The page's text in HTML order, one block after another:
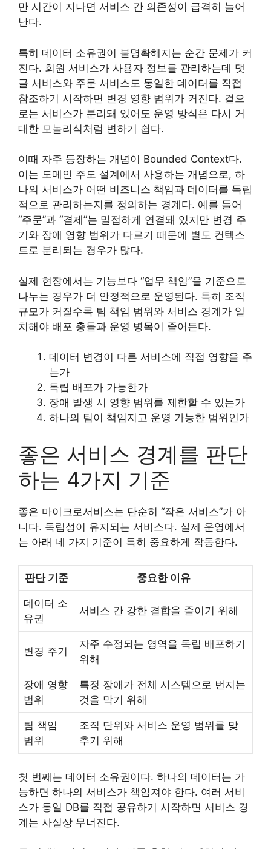
만 시간이 지나면 서비스 간 의존성이 급격히 늘어
난다.
특히 데이터 소유권이 불명확해지는 순간 문제가 커
진다. 회원 서비스가 사용자 정보를 관리하는데 댓
글 서비스와 주문 서비스도 동일한 데이터를 직접
참조하기 시작하면 변경 영향 범위가 커진다. 겉으
로는 서비스가 분리돼 있어도 운영 방식은 다시 거
대한 모놀리식처럼 변하기 쉽다.
이때 자주 등장하는 개념이 Bounded Context다.
이는 도메인 주도 설계에서 사용하는 개념으로, 하
나의 서비스가 어떤 비즈니스 책임과 데이터를 독립
적으로 관리하는지를 정의하는 경계다. 예를 들어
“주문”과 “결제”는 밀접하게 연결돼 있지만 변경 주
기와 장애 영향 범위가 다르기 때문에 별도 컨텍스
트로 분리되는 경우가 많다.
실제 현장에서는 기능보다 “업무 책임”을 기준으로
나누는 경우가 더 안정적으로 운영된다. 특히 조직
규모가 커질수록 팀 책임 범위와 서비스 경계가 일
치해야 배포 충돌과 운영 병목이 줄어든다.
데이터 변경이 다른 서비스에 직접 영향을 주
는가
독립 배포가 가능한가
장애 발생 시 영향 범위를 제한할 수 있는가
하나의 팀이 책임지고 운영 가능한 범위인가
좋은 서비스 경계를 판단
하는 4가지 기준
좋은 마이크로서비스는 단순히 “작은 서비스”가 아
니다. 독립성이 유지되는 서비스다. 실제 운영에서
는 아래 네 가지 기준이 특히 중요하게 작동한다.
판단 기준 중요한 이유
데이터 소
유권
서비스 간 강한 결합을 줄이기 위해
변경 주기
자주 수정되는 영역을 독립 배포하기
위해
장애 영향
범위
특정 장애가 전체 시스템으로 번지는
것을 막기 위해
팀 책임
범위
조직 단위와 서비스 운영 범위를 맞
추기 위해
첫 번째는 데이터 소유권이다. 하나의 데이터는 가
능하면 하나의 서비스가 책임져야 한다. 여러 서비
스가 동일 DB를 직접 공유하기 시작하면 서비스 경
계는 사실상 무너진다.